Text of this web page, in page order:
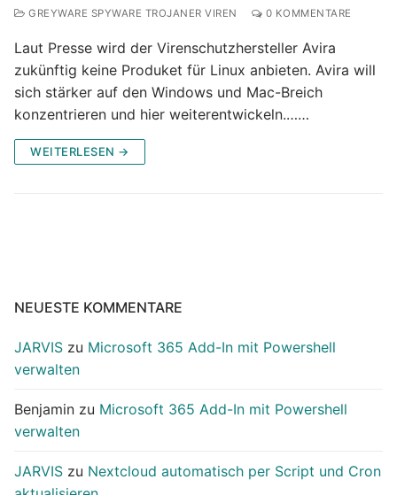
GREYWARE SPYWARE TROJANER VIREN
0 KOMMENTARE
Laut Presse wird der Virenschutzhersteller Avira
zukünftig keine Produket für Linux anbieten. Avira will
sich stärker auf den Windows und Mac-Breich
konzentrieren und hier weiterentwickeln.……
WEITERLESEN →
NEUESTE KOMMENTARE
JARVIS zu Microsoft 365 Add-In mit Powershell
verwalten
Benjamin zu Microsoft 365 Add-In mit Powershell
verwalten
JARVIS zu Nextcloud automatisch per Script und Cron